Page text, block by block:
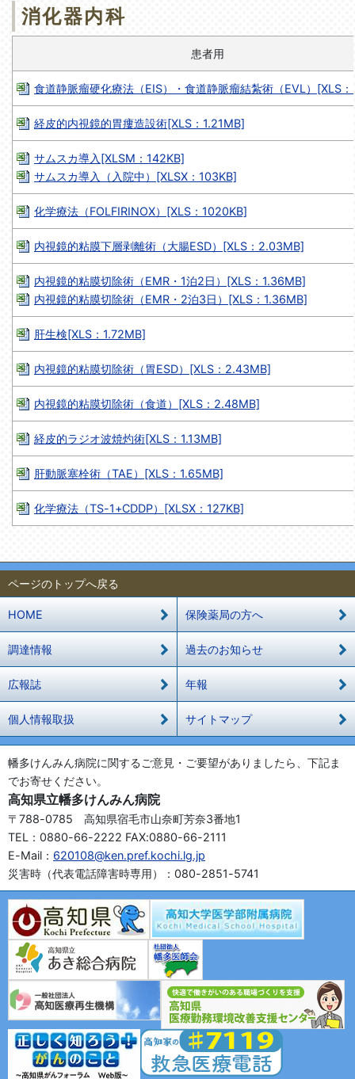
消化器内科
患者用
食道静脈瘤硬化療法（EIS）・食道静脈瘤結紮術（EVL）[XLS
経皮的内視鏡的胃瘻造設術[XLS：1.21MB]
サムスカ導入[XLSM：142KB]
サムスカ導入（入院中）[XLSX：103KB]
化学療法（FOLFIRINOX）[XLS：1020KB]
内視鏡的粘膜下層剥離術（大腸ESD）[XLS：2.03MB]
内視鏡的粘膜切除術（EMR・1泊2日）[XLS：1.36MB]
内視鏡的粘膜切除術（EMR・2泊3日）[XLS：1.36MB]
肝生検[XLS：1.72MB]
内視鏡的粘膜切除術（胃ESD）[XLS：2.43MB]
内視鏡的粘膜切除術（食道）[XLS：2.48MB]
経皮的ラジオ波焼灼術[XLS：1.13MB]
肝動脈塞栓術（TAE）[XLS：1.65MB]
化学療法（TS-1+CDDP）[XLSX：127KB]
ページのトップへ戻る
HOME 保険薬局の方へ
調達情報 過去のお知らせ
広報誌 年報
個人情報取扱 サイトマップ
幡多けんみん病院に関するご意見・ご要望がありましたら、下記ま
でお寄せください。
高知県立幡多けんみん病院
〒788-0785 高知県宿毛市山奈町芳奈3番地1
TEL：0880-66-2222 FAX:0880-66-2111
E-Mail： 620108@ken.pref.kochi.lg.jp
災害時（代表電話障害時専用）：080-2851-5741